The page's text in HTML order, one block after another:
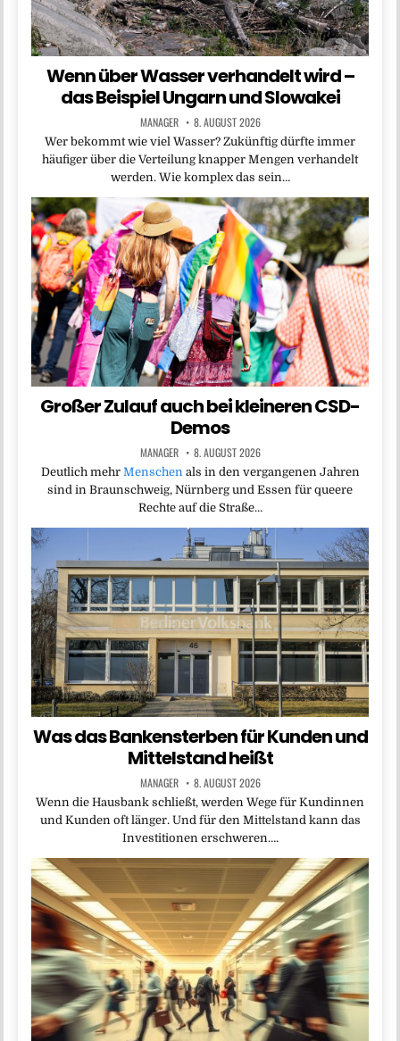
Wenn über Wasser verhandelt wird –
das Beispiel Ungarn und Slowakei
MANAGER 8. AUGUST 2026
Wer bekommt wie viel Wasser? Zukünftig dürfte immer
häufiger über die Verteilung knapper Mengen verhandelt
werden. Wie komplex das sein…
Großer Zulauf auch bei kleineren CSD-
Demos
MANAGER 8. AUGUST 2026
Deutlich mehr Menschen als in den vergangenen Jahren
sind in Braunschweig, Nürnberg und Essen für queere
Rechte auf die Straße…
Was das Bankensterben für Kunden und
Mittelstand heißt
MANAGER 8. AUGUST 2026
Wenn die Hausbank schließt, werden Wege für Kundinnen
und Kunden oft länger. Und für den Mittelstand kann das
Investitionen erschweren….